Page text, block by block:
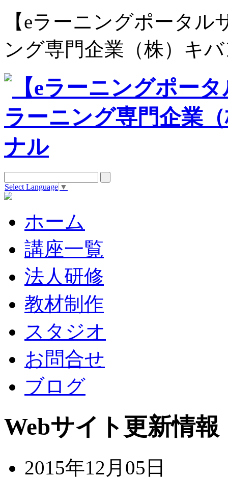
【eラーニングポータル
ング専門企業（株）キ
Select Language ▼
ホーム
講座一覧
法人研修
教材制作
スタジオ
お問合せ
ブログ
Webサイト更新情報
2015年12月05日